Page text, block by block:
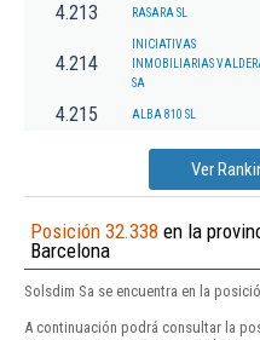
4.213 RASARA SL
4.214
INICIATIVAS
INMOBILIARIAS
SA
4.215 ALBA 810 SL
Ver
Posición 32.338 en la
Barcelona
Solsdim Sa se encuentra en la
A continuación podrá consultar la